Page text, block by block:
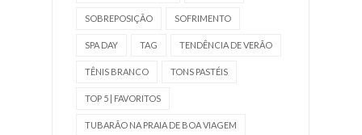
SOBREPOSIÇÃO SOFRIMENTO
SPA DAY TAG TENDÊNCIA DE VERÃO
TÊNIS BRANCO TONS PASTÉIS
TOP 5 | FAVORITOS
TUBARÃO NA PRAIA DE BOA VIAGEM